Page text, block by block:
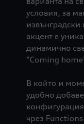
условия, за
акцент е
динамично
"Coming
В който и
удобно
чрез